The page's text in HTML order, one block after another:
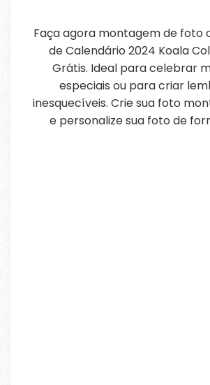
Faça agora montagem de foto
de Calendário 2024 Koala
Grátis. Ideal para celebrar
especiais ou para criar
inesquecíveis. Crie sua foto
e personalize sua foto de